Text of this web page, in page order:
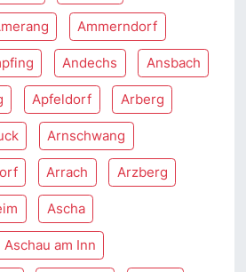
Ammerndorf
Andechs Ansbach
Apfeldorf Arberg
Arnschwang
Arrach Arzberg
Ascha
Aschau am Inn